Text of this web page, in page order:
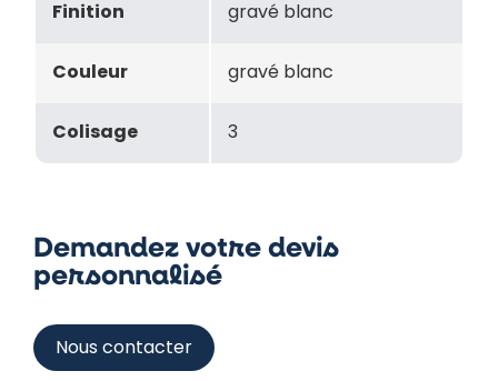
Finition gravé blanc
Couleur gravé blanc
Colisage 3
Demandez votre devis
personnalisé
Nous contacter